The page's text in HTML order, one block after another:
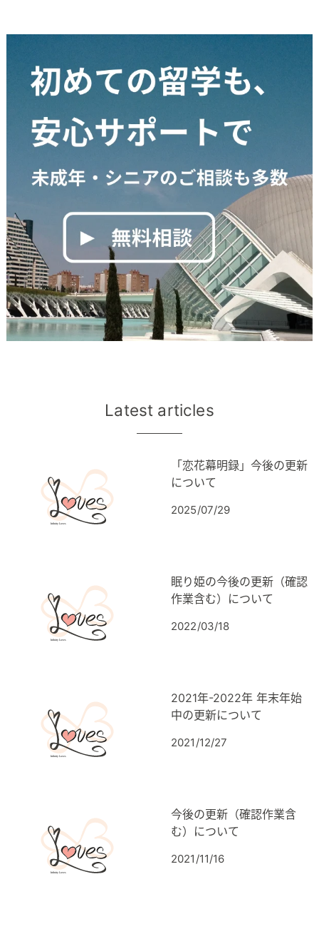
Latest articles
「恋花幕明録」今後の更新
について
2025/07/29
眠り姫の今後の更新（確認
作業含む）について
2022/03/18
2021年-2022年 年末年始
中の更新について
2021/12/27
今後の更新（確認作業含
む）について
2021/11/16